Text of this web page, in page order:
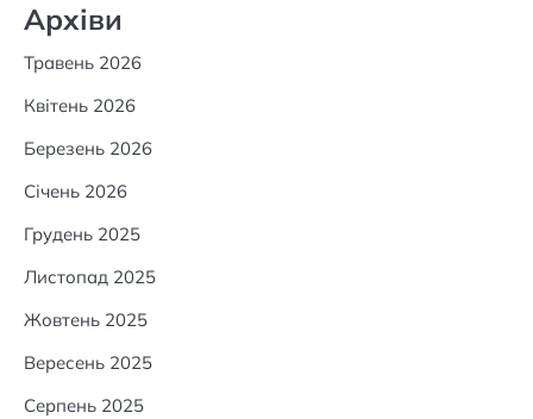
Архіви
Травень 2026
Квітень 2026
Березень 2026
Січень 2026
Грудень 2025
Листопад 2025
Жовтень 2025
Вересень 2025
Серпень 2025